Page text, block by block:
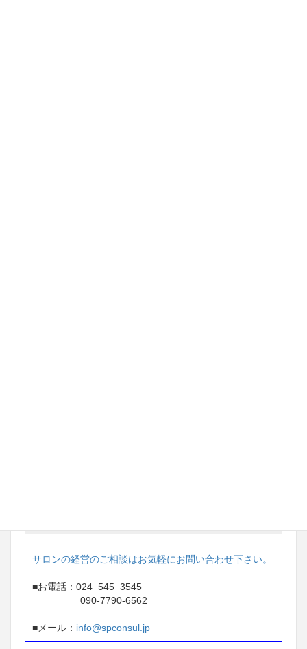
サロンの経営のご相談はお気軽にお問い合わせ下さい。
■お電話：024−545−3545
090-7790-6562
■メール： info@spconsul.jp